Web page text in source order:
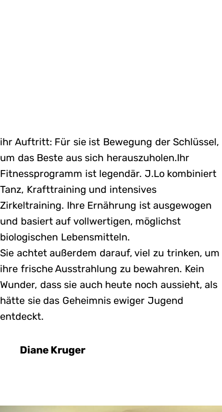
ihr Auftritt: Für sie ist Bewegung der Schlüssel,
um das Beste aus sich herauszuholen.Ihr
Fitnessprogramm ist legendär. J.Lo kombiniert
Tanz, Krafttraining und intensives
Zirkeltraining. Ihre Ernährung ist ausgewogen
und basiert auf vollwertigen, möglichst
biologischen Lebensmitteln.
Sie achtet außerdem darauf, viel zu trinken, um
ihre frische Ausstrahlung zu bewahren. Kein
Wunder, dass sie auch heute noch aussieht, als
hätte sie das Geheimnis ewiger Jugend
entdeckt.
Diane Kruger